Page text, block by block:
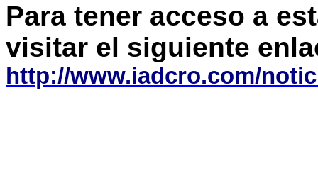
Para tener acceso a
visitar el siguiente
http://www.iadcro.com/